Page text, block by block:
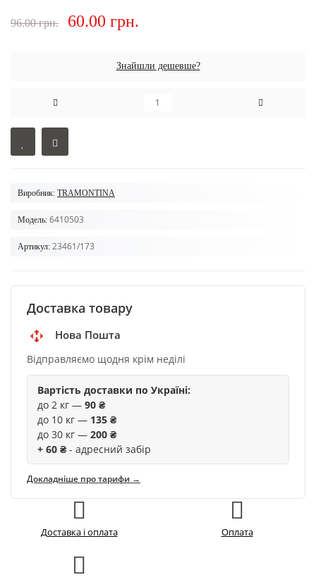
96.00 грн. 60.00 грн.
Знайшли дешевше?
Виробник: TRAMONTINA
Модель: 6410503
Артикул: 23461/173
Доставка товару
Нова Пошта
Відправляємо щодня крім неділі
Вартість доставки по Україні:
до 2 кг — 90 ₴
до 10 кг — 135 ₴
до 30 кг — 200 ₴
+ 60 ₴ - адресний забір
Докладніше про тарифи →
Доставка і оплата Оплата